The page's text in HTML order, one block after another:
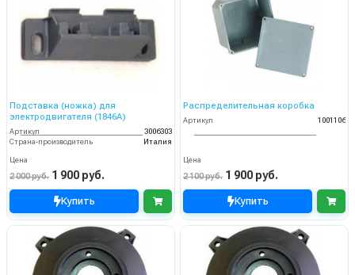
Подставка (ножка) для
электродвигателя (1846А)
Артикул
3006303
Страна-производитель
Италия
Цена
2 000 руб. 1 900 руб.
Купить
Распределительная коробка
Артикул 1001106
Цена
2 100 руб. 1 900 руб.
Купить